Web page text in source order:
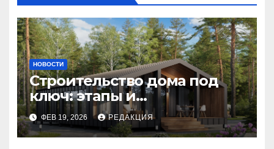
НОВОСТИ
Строительство дома под
ключ: этапы и
планирование бюджета
ФЕВ 19, 2026 РЕДАКЦИЯ